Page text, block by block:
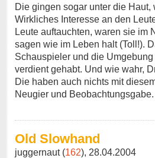
Die gingen sogar unter die
Wirkliches Interesse an den
Leute auftauchten, waren sie im
sagen wie im Leben halt (Toll!).
Schauspieler und die
verdient gehabt. Und wie wahr,
Die haben auch nichts mit
Neugier und Beobachtungsgabe.
Old Slowhand
juggernaut (162), 28.04.2004